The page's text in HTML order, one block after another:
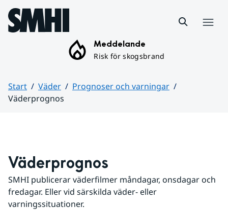
Hoppa till sidans innehåll
Meddelande
Risk för skogsbrand
Start Väder
Prognoser och varningar
Väderprognos
Väderprognos
SMHI publicerar väderfilmer måndagar, onsdagar och
fredagar. Eller vid särskilda väder- eller
varningssituationer.